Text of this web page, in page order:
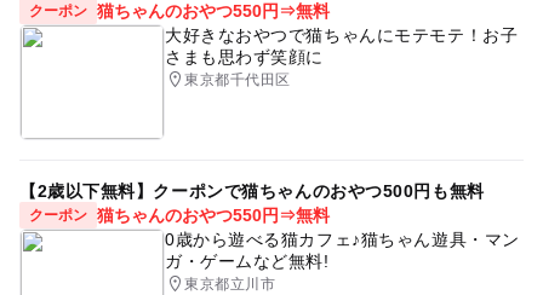
クーポン 猫ちゃんのおやつ550円⇒無料
大好きなおやつで猫ちゃんにモテモテ！お子
さまも思わず笑顔に
東京都千代田区
【2歳以下無料】クーポンで猫ちゃんのおやつ500円も無料
クーポン 猫ちゃんのおやつ550円⇒無料
0歳から遊べる猫カフェ♪猫ちゃん遊具・マン
ガ・ゲームなど無料!
東京都立川市